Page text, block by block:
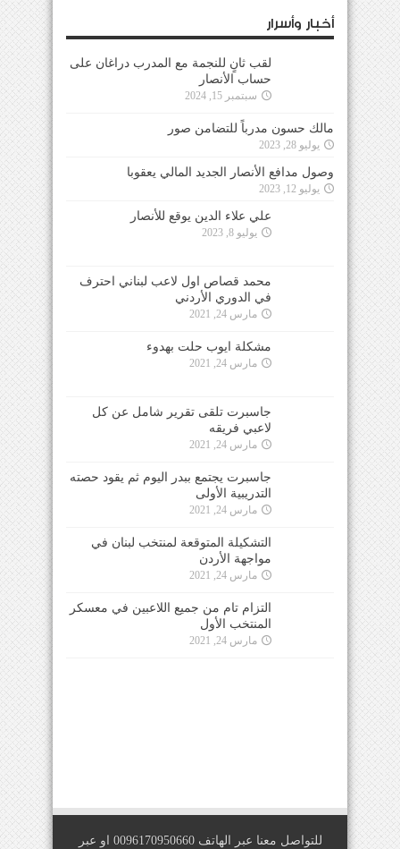
أخبار وأسرار
لقب ثانٍ للنجمة مع المدرب دراغان على
حساب الأنصار
سبتمبر 15, 2024
مالك حسون مدرباً للتضامن صور
يوليو 28, 2023
وصول مدافع الأنصار الجديد المالي يعقوبا
يوليو 12, 2023
علي علاء الدين يوقع للأنصار
يوليو 8, 2023
محمد قصاص اول لاعب لبناني احترف
في الدوري الأردني
مارس 24, 2021
مشكلة ايوب حلت بهدوء
مارس 24, 2021
جاسبرت تلقى تقرير شامل عن كل
لاعبي فريقه
مارس 24, 2021
جاسبرت يجتمع ببدر اليوم ثم يقود حصته
التدريبية الأولى
مارس 24, 2021
التشكيلة المتوقعة لمنتخب لبنان في
مواجهة الأردن
مارس 24, 2021
التزام تام من جميع اللاعبين في معسكر
المنتخب الأول
مارس 24, 2021
للتواصل معنا عبر الهاتف 0096170950660 او عبر